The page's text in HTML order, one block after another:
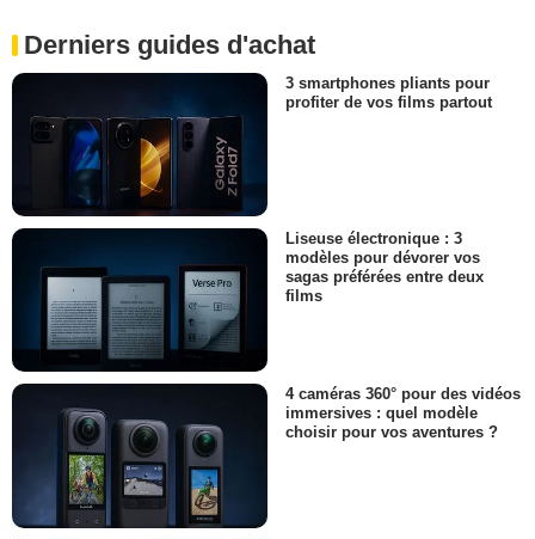
Derniers guides d'achat
3 smartphones pliants pour
profiter de vos films partout
Liseuse électronique : 3
modèles pour dévorer vos
sagas préférées entre deux
films
4 caméras 360° pour des vidéos
immersives : quel modèle
choisir pour vos aventures ?